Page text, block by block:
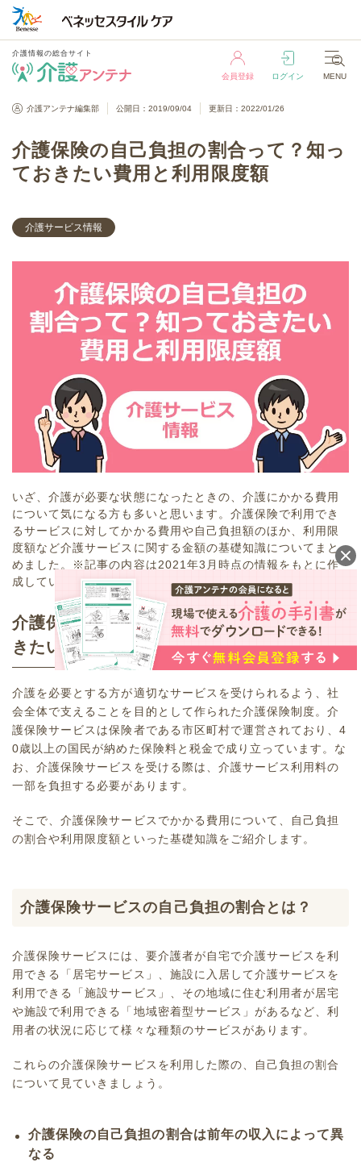
介護情報の総合サイト
会員登録 ログイン MENU
介護情報の総合サイト
介護アンテナ編集部 公開日：2019/09/04 更新日：2022/01/26
介護保険の自己負担の割合って？知っ
ておきたい費用と利用限度額
介護サービス情報
いざ、介護が必要な状態になったときの、介護にかかる費用
について気になる方も多いと思います。介護保険で利用でき
るサービスに対してかかる費用や自己負担額のほか、利用限
度額など介護サービスに関する金額の基礎知識についてまと
めました。※記事の内容は2021年3月時点の情報をもとに作
成しています。
介護保険の自己負担の割合って？知ってお
きたい費用と利用限度額
介護を必要とする方が適切なサービスを受けられるよう、社
会全体で支えることを目的として作られた介護保険制度。介
護保険サービスは保険者である市区町村で運営されており、4
0歳以上の国民が納めた保険料と税金で成り立っています。な
お、介護保険サービスを受ける際は、介護サービス利用料の
一部を負担する必要があります。
そこで、介護保険サービスでかかる費用について、自己負担
の割合や利用限度額といった基礎知識をご紹介します。
介護保険サービスの自己負担の割合とは？
介護保険サービスには、 要介護者が自宅で介護サービスを利
用できる「居宅サービス」、施設に入居して介護サービスを
利用できる「施設サービス」、その地域に住む利用者が居宅
や施設で利用できる「 地域密着型サービス 」があるなど、利
用者の状況に応じて様々な種類のサービスがあります。
これらの介護保険サービスを利用した際の、自己負担の割合
について見ていきましょう。
介護保険の自己負担の割合は前年の収入によって異
なる